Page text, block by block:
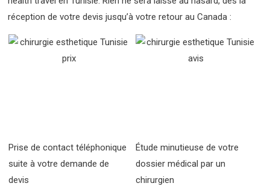
réception de votre devis jusqu’à votre retour au Canada :
Prise de contact téléphonique
suite à votre demande de
devis
Étude minutieuse de votre
dossier médical par un
chirurgien